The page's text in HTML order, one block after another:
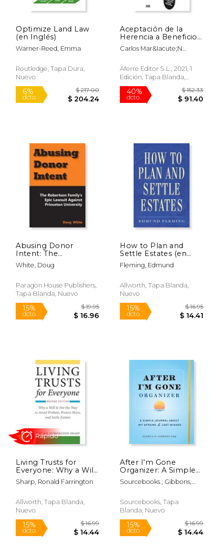
$ 50.38
Optimize Land Law
(en Inglés)
Warner-Reed, Emma
Routledge, Tapa Dura,
Nuevo
6%
dcto. $ 204.24
Aceptación de la
Herencia a Beneficio
de Inventario:
Actualizado a la ley 8
Carlos Mar&Iacute;N
Aferre Editor S.L., 2021, 1
Edición, Tapa Blanda,
Nuevo
dcto. $
Abusing Donor
Intent: The
Robertson Family's
Epic Lawsuit Against
(en Inglés)
White, Doug
Paragon House Publishers,
Tapa Blanda, Nuevo
15% $ 19.95
How to Plan and
Settle Estates (en
Inglés)
Fleming, Edmund
Allworth, Tapa Blanda,
Nuevo
15%
Living Trusts for
Everyone: Why a Will
is Not the Way to
Avoid Probate,
Settle Estates (en
Inglés)
Sharp, Ronald Farrington
Allworth, Tapa Blanda,
Nuevo
After I'm Gone
Organizer: A Simple
Journal about My
Affairs and Last
Sourcebooks ; Gibbons,
Sourcebooks, Tapa
Blanda, Nuevo